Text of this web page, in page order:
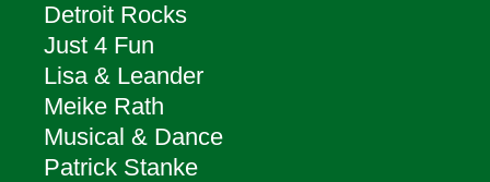
Detroit Rocks
Just 4 Fun
Lisa & Leander
Meike Rath
Musical & Dance
Patrick Stanke